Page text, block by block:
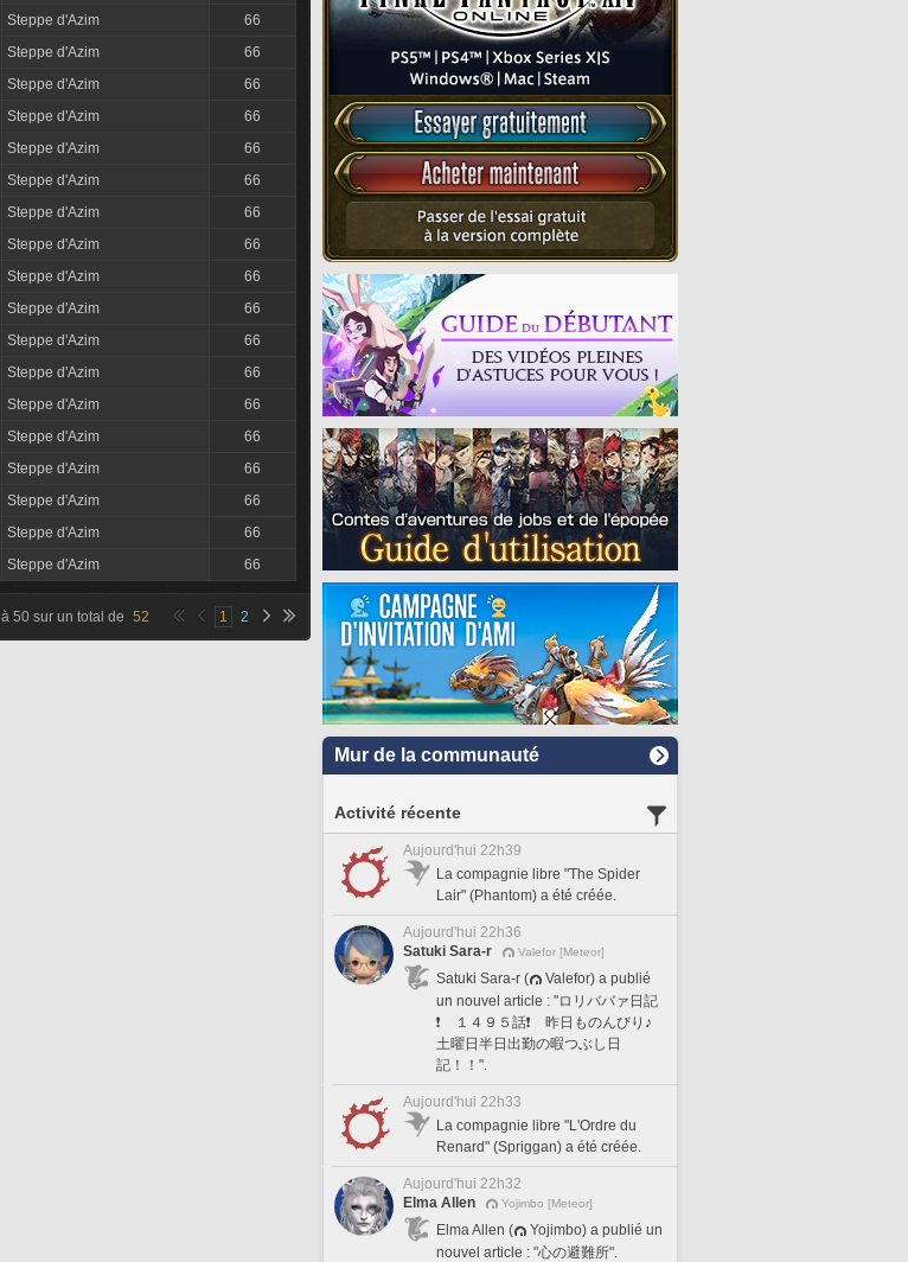
Steppe d'Azim
66
Steppe d'Azim
66
Steppe d'Azim
66
Steppe d'Azim
66
Steppe d'Azim
66
Steppe d'Azim
66
Steppe d'Azim
66
Steppe d'Azim
66
Steppe d'Azim
66
Steppe d'Azim
66
Steppe d'Azim
66
Steppe d'Azim
66
Steppe d'Azim
66
Steppe d'Azim
66
Steppe d'Azim
66
Steppe d'Azim
66
Steppe d'Azim
66
Steppe d'Azim 66
à 50 sur un total de 52 1 2
Mur de la communauté
Activité récente
Aujourd'hui 22h39
La compagnie libre "The Spider
Lair" (Phantom) a été créée.
Aujourd'hui 22h36
Satuki Sara-r
Valefor [Meteor]
Satuki Sara-r (
Valefor) a publié
un nouvel article : "ロリババァ日記
❗️ １４９５話❗️ 昨日ものんびり♪
土曜日半日出勤の暇つぶし日
記！！".
Aujourd'hui 22h33
La compagnie libre "L'Ordre du
Renard" (Spriggan) a été créée.
Aujourd'hui 22h32
Elma Allen
Yojimbo [Meteor]
Elma Allen (
Yojimbo) a publié un
nouvel article : "心の避難所".